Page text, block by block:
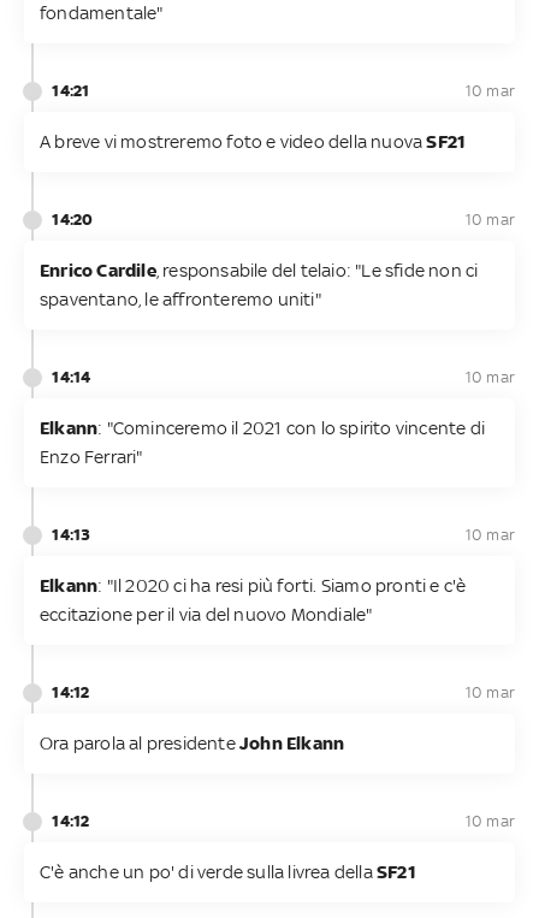
fondamentale"
14:21 10 mar
A breve vi mostreremo foto e video della nuovaSF21
14:20 10 mar
Enrico Cardile, responsabile del telaio: "Le sfide non ci
spaventano, le affronteremo uniti"
14:14 10 mar
Elkann: "Cominceremo il 2021 con lo spirito vincente di
Enzo Ferrari"
14:13 10 mar
Elkann: "Il 2020 ci ha resi più forti. Siamo pronti e c'è
eccitazione per il via del nuovo Mondiale"
14:12 10 mar
Ora parola al presidenteJohn Elkann
14:12 10 mar
C'è anche un po' di verde sulla livrea dellaSF21